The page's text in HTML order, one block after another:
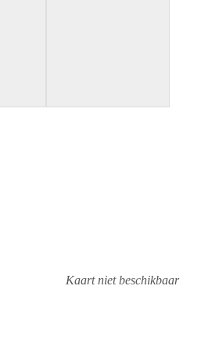
Kaart niet beschikbaar